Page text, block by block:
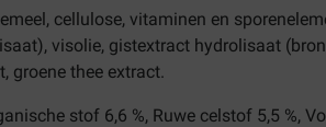
cellulose, vitaminen en
visolie, gistextract hydrolisaat
groene thee extract.
stof 6,6 %, Ruwe celstof 5,5 %,